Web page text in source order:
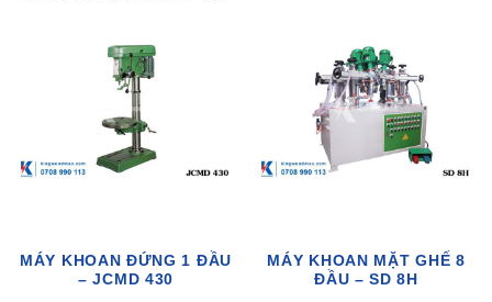
MÁY KHOAN ĐỨNG 1 ĐẦU
– JCMD 430
MÁY KHOAN MẶT GHẾ 8
ĐẦU – SD 8H